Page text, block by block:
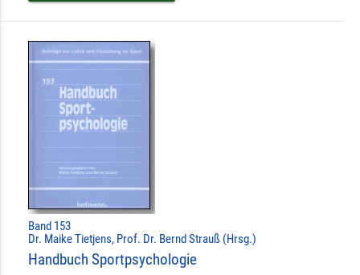
Band 153
Dr. Maike Tietjens, Prof. Dr. Bernd Strauß (Hrsg.)
Handbuch Sportpsychologie